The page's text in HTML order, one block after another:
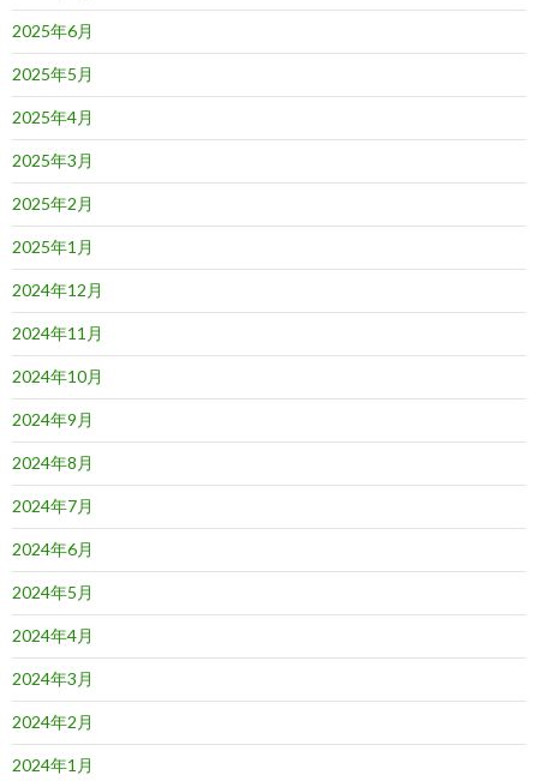
2025年6月
2025年5月
2025年4月
2025年3月
2025年2月
2025年1月
2024年12月
2024年11月
2024年10月
2024年9月
2024年8月
2024年7月
2024年6月
2024年5月
2024年4月
2024年3月
2024年2月
2024年1月